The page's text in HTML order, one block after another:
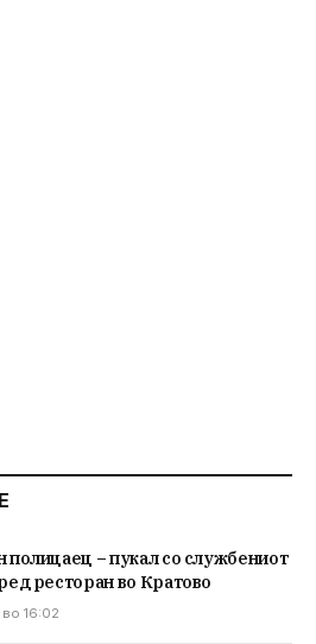
полицаец – пукал со службениот
ресторан во Кратово
16:02